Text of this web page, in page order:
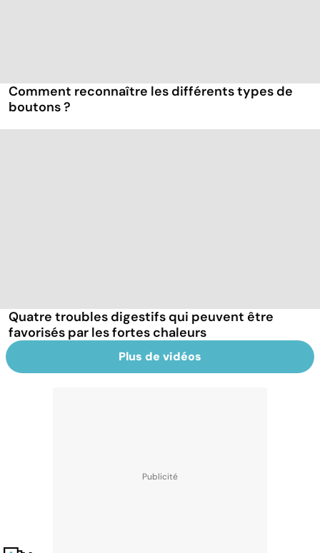
Comment reconnaître les différents types de
boutons ?
Quatre troubles digestifs qui peuvent être
favorisés par les fortes chaleurs
Plus de vidéos